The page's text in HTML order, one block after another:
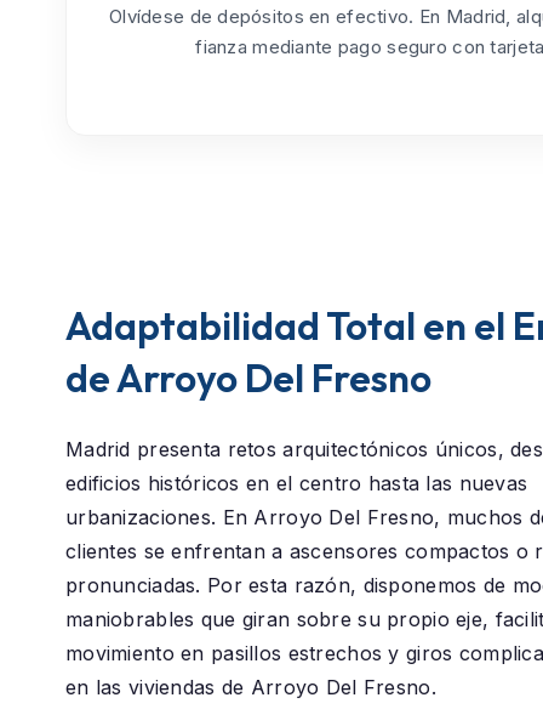
Olvídese de depósitos en efectivo. En Madrid,
fianza mediante pago seguro con
Adaptabilidad Total en el
de Arroyo Del Fresno
Madrid presenta retos arquitectónicos únicos,
edificios históricos en el centro hasta las nuevas
urbanizaciones. En Arroyo Del Fresno, muchos
clientes se enfrentan a ascensores compactos o
pronunciadas. Por esta razón, disponemos de
maniobrables que giran sobre su propio eje,
movimiento en pasillos estrechos y giros
en las viviendas de Arroyo Del Fresno.